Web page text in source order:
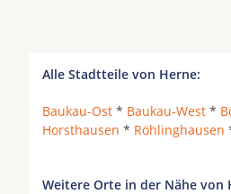
Alle Stadtteile von Herne:
Baukau-Ost * Baukau-West *
Horsthausen * Röhlinghausen
Weitere Orte in der Nähe von